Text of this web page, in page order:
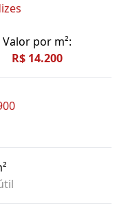
Valor por m²:
R$ 14.200